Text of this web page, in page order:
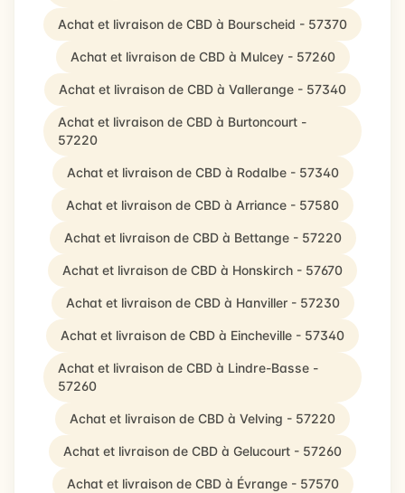
Achat et livraison de CBD à Bourscheid - 57370
Achat et livraison de CBD à Mulcey - 57260
Achat et livraison de CBD à Vallerange - 57340
Achat et livraison de CBD à Burtoncourt -
57220
Achat et livraison de CBD à Rodalbe - 57340
Achat et livraison de CBD à Arriance - 57580
Achat et livraison de CBD à Bettange - 57220
Achat et livraison de CBD à Honskirch - 57670
Achat et livraison de CBD à Hanviller - 57230
Achat et livraison de CBD à Eincheville - 57340
Achat et livraison de CBD à Lindre-Basse -
57260
Achat et livraison de CBD à Velving - 57220
Achat et livraison de CBD à Gelucourt - 57260
Achat et livraison de CBD à Évrange - 57570